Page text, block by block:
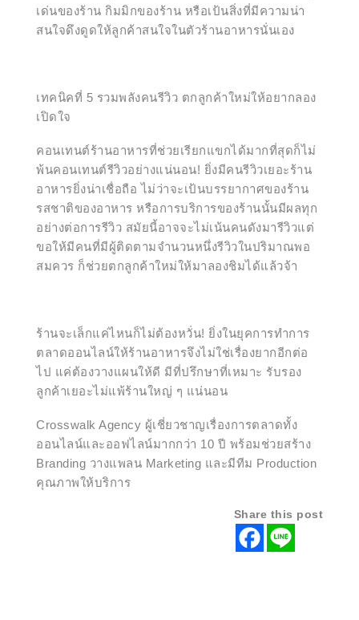
เด่นของร้าน กิมมิกของร้าน หรือเป้นสิ่งที่มีความน่า
สนใจดึงดูดให้ลูกค้าสนใจในตัวร้านอาหารนั่นเอง
เทคนิคที่ 5 รวมพลังคนรีวิว ตกลูกค้าใหม่ให้อยากลอง
เปิดใจ
คอนเทนต์ร้านอาหารที่ช่วยเรียกแขกได้มากที่สุดก็ไม่
พ้นคอนเทนต์รีวิวอย่างแน่นอน! ยิ่งมีคนรีวิวเยอะร้าน
อาหารยิ่งน่าเชื่อถือ ไม่ว่าจะเป้นบรรยากาศของร้าน
รสชาติของอาหาร หรือการบริการของร้านนั้นมีผลทุก
อย่างต่อการรีวิว สมัยนี้อาจจะไม่เน้นคนดังมารีวิวแต่
ขอให้มีคนที่มีผู้ติดตามจำนวนหนึ่งรีวิวในปริมาณพอ
สมควร ก็ช่วยตกลูกค้าใหม่ให้มาลองชิมได้แล้วจ้า
ร้านจะเล็กแค่ไหนก็ไม่ต้องหวั่น! ยิ่งในยุคการทำการ
ตลาดออนไลน์ให้ร้านอาหารจึงไม่ใช่เรื่องยากอีกต่อ
ไป แค่ต้องวางแผนให้ดี มีที่ปรึกษาที่เหมาะ รับรอง
ลูกค้าเยอะไม่แพ้ร้านใหญ่ ๆ แน่นอน
Crosswalk Agency ผู้เชี่ยวชาญเรื่องการตลาดทั้ง
ออนไลน์และออฟไลน์มากกว่า 10 ปี พร้อมช่วยสร้าง
Branding วางแพลน Marketing และมีทีม Production
คุณภาพให้บริการ
Share this post